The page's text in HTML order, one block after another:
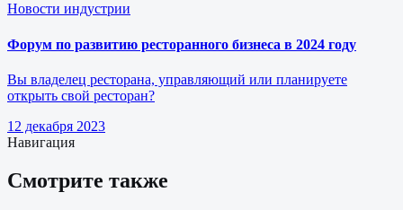
Новости индустрии
Форум по развитию ресторанного бизнеса в 2024 году
Вы владелец ресторана, управляющий или планируете
открыть свой ресторан?
12 декабря 2023
Навигация
Смотрите также